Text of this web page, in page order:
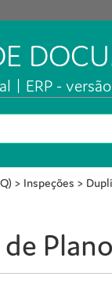
| ERP -
> Inspeções >